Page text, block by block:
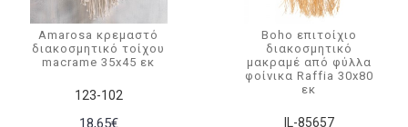
123-102
Amarosa κρεμαστό
διακοσμητικό τοίχου
macrame 35x45 εκ
18,65€ IL-85657
Boho επιτοίχιο
διακοσμητικό
μακραμέ από φύλλα
φοίνικα Raffia 30x80
εκ